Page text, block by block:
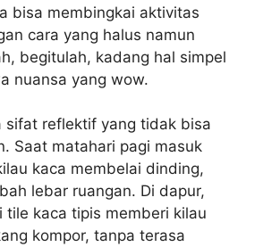
bisa membingkai aktivitas
cara yang halus namun
begitulah, kadang hal simpel
nuansa yang wow.
sifat reflektif yang tidak bisa
Saat matahari pagi masuk
kaca membelai dinding,
lebar ruangan. Di dapur,
tile kaca tipis memberi kilau
kompor, tanpa terasa